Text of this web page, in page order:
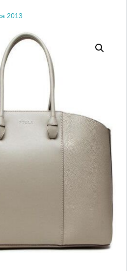
2013